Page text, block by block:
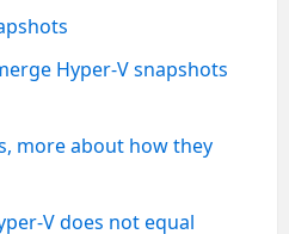
Hyper-V snapshots
more about how they
V does not equal